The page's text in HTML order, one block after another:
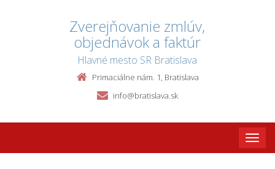
Zverejňovanie zmlúv,
objednávok a faktúr
Hlavné mesto SR Bratislava
Primaciálne nám. 1, Bratislava
info@bratislava.sk
Toggle